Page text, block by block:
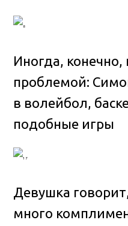
Иногда, конечно,
проблемой:
в волейбол,
подобные игры
Девушка
много